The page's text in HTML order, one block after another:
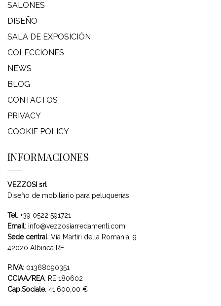
SALONES
DISEÑO
SALA DE EXPOSICIÓN
COLECCIONES
NEWS
BLOG
CONTACTOS
PRIVACY
COOKIE POLICY
INFORMACIONES
VEZZOSI srl
Diseño de mobiliario para peluquerías
Tel: +39 0522 591721
Email: info@vezzosiarredamenti.com
Sede central: Via Martiri della Romania, 9
42020 Albinea RE
P.IVA: 01368090351
CCIAA/REA: RE 180602
Cap.Sociale: 41.600,00 €